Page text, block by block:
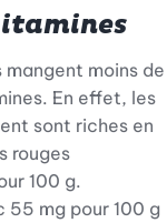
moins de
En effet, les
sont riches en
rouges
100 g.
55 mg pour 100 g